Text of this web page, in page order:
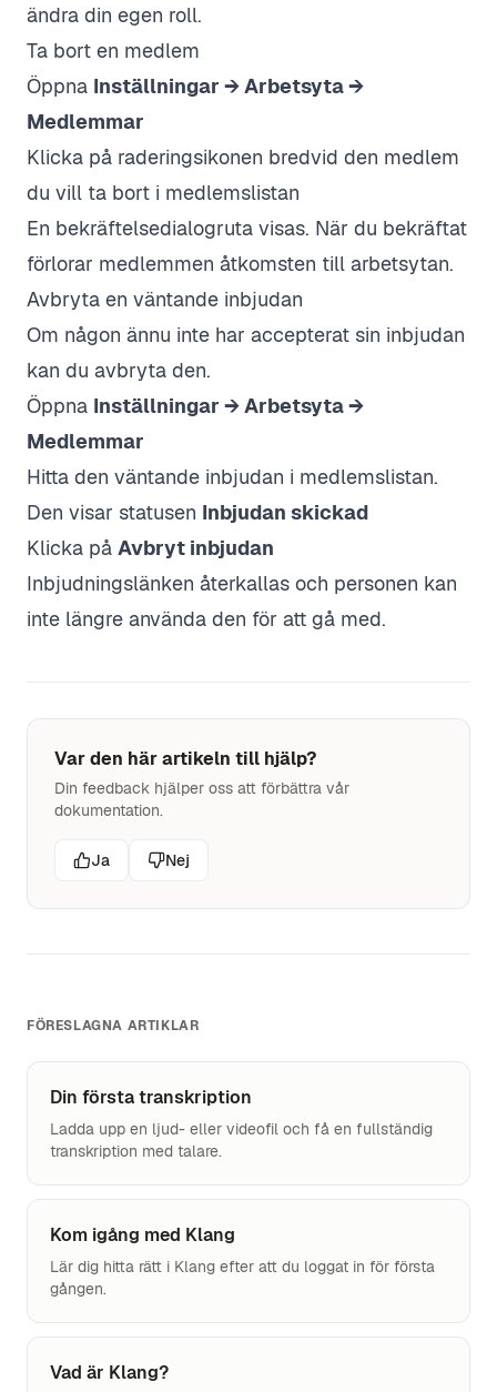
ändra din egen roll.
Ta bort en medlem
Öppna Inställningar → Arbetsyta →
Medlemmar
Klicka på raderingsikonen bredvid den medlem
du vill ta bort i medlemslistan
En bekräftelsedialogruta visas. När du bekräftat
förlorar medlemmen åtkomsten till arbetsytan.
Avbryta en väntande inbjudan
Om någon ännu inte har accepterat sin inbjudan
kan du avbryta den.
Öppna Inställningar → Arbetsyta →
Medlemmar
Hitta den väntande inbjudan i medlemslistan.
Den visar statusen Inbjudan skickad
Klicka på Avbryt inbjudan
Inbjudningslänken återkallas och personen kan
inte längre använda den för att gå med.
Var den här artikeln till hjälp?
Din feedback hjälper oss att förbättra vår
dokumentation.
Ja Nej
FÖRESLAGNA ARTIKLAR
Din första transkription
Ladda upp en ljud- eller videofil och få en fullständig
transkription med talare.
Kom igång med Klang
Lär dig hitta rätt i Klang efter att du loggat in för första
gången.
Vad är Klang?